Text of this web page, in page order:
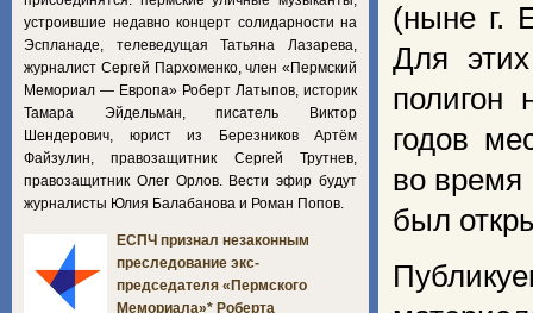
(ныне г.
Для
полигон
годов
во время
был
устроившие недавно концерт солидарности на
Эспланаде, телеведущая Татьяна Лазарева,
журналист Сергей Пархоменко, член «Пермский
Мемориал — Европа» Роберт Латыпов, историк
Тамара Эйдельман, писатель Виктор
Шендерович, юрист из Березников Артём
Файзулин, правозащитник Сергей Трутнев,
правозащитник Олег Орлов. Вести эфир будут
журналисты Юлия Балабанова и Роман Попов.
ЕСПЧ признал незаконным
преследование экс-
председателя «Пермского
Мемориала»* Роберта